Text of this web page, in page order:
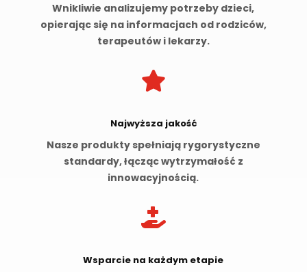
Wnikliwie analizujemy potrzeby dzieci,
opierając się na informacjach od rodziców,
terapeutów i lekarzy.

Najwyższa jakość
Nasze produkty spełniają rygorystyczne
standardy, łącząc wytrzymałość z
innowacyjnością.

Wsparcie na każdym etapie